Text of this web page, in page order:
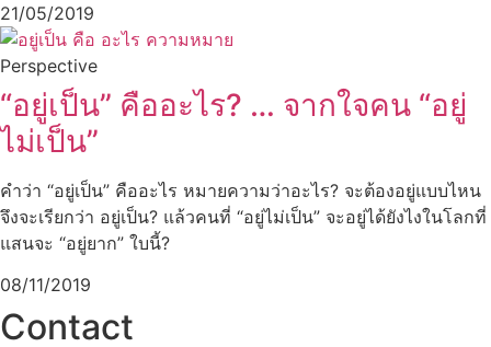
21/05/2019
Perspective
“อยู่เป็น” คืออะไร? … จากใจคน “อยู่
ไม่เป็น”
คำว่า “อยู่เป็น” คืออะไร หมายความว่าอะไร? จะต้องอยู่แบบไหน
จึงจะเรียกว่า อยู่เป็น? แล้วคนที่ “อยู่ไม่เป็น” จะอยู่ได้ยังไงในโลกที่
แสนจะ “อยู่ยาก” ใบนี้?
08/11/2019
Contact